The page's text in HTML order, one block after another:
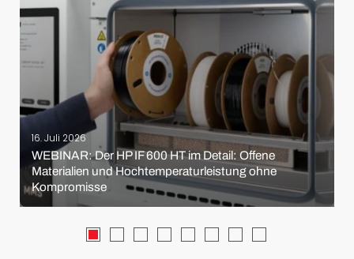
16. Juli 2026
WEBINAR: Der HP IF 600 HT im Detail: Offene
Materialien und Hochtemperaturleistung ohne
Kompromisse